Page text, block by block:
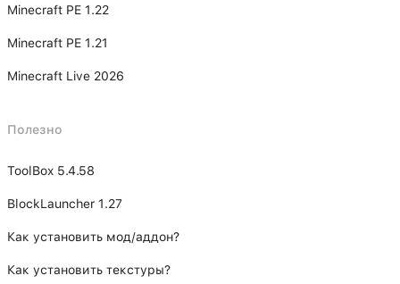
Minecraft PE 1.22
Minecraft PE 1.21
Minecraft Live 2026
Полезно
ToolBox 5.4.58
BlockLauncher 1.27
Как установить мод/аддон?
Как установить текстуры?